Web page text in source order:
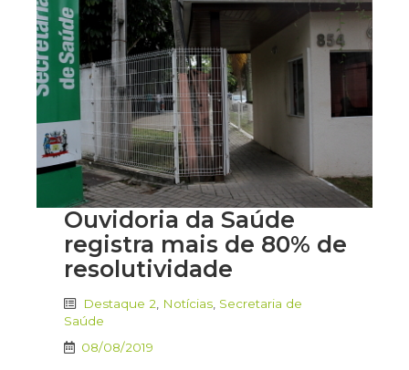
Ouvidoria da Saúde
registra mais de 80% de
resolutividade
Destaque 2 Notícias Secretaria de
Saúde
08/08/2019